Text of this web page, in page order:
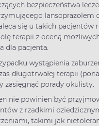
bezpieczeństwa
lansoprazolem
się u takich pacjentów
terapii z oceną
dla pacjenta.
wystąpienia
długotrwałej terapii
zasięgnąć porady okulisty.
nie powinien być
z rzadkimi
takimi jak